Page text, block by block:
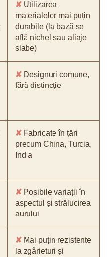
✘ Utilizarea
materialelor mai puțin
durabile (la bază se
află nichel sau aliaje
slabe)
✘ Designuri comune,
fără distincție
✘ Fabricate în țări
precum China, Turcia,
India
✘ Posibile variații în
aspectul și strălucirea
aurului
✘ Mai puțin rezistente
la zgârieturi și